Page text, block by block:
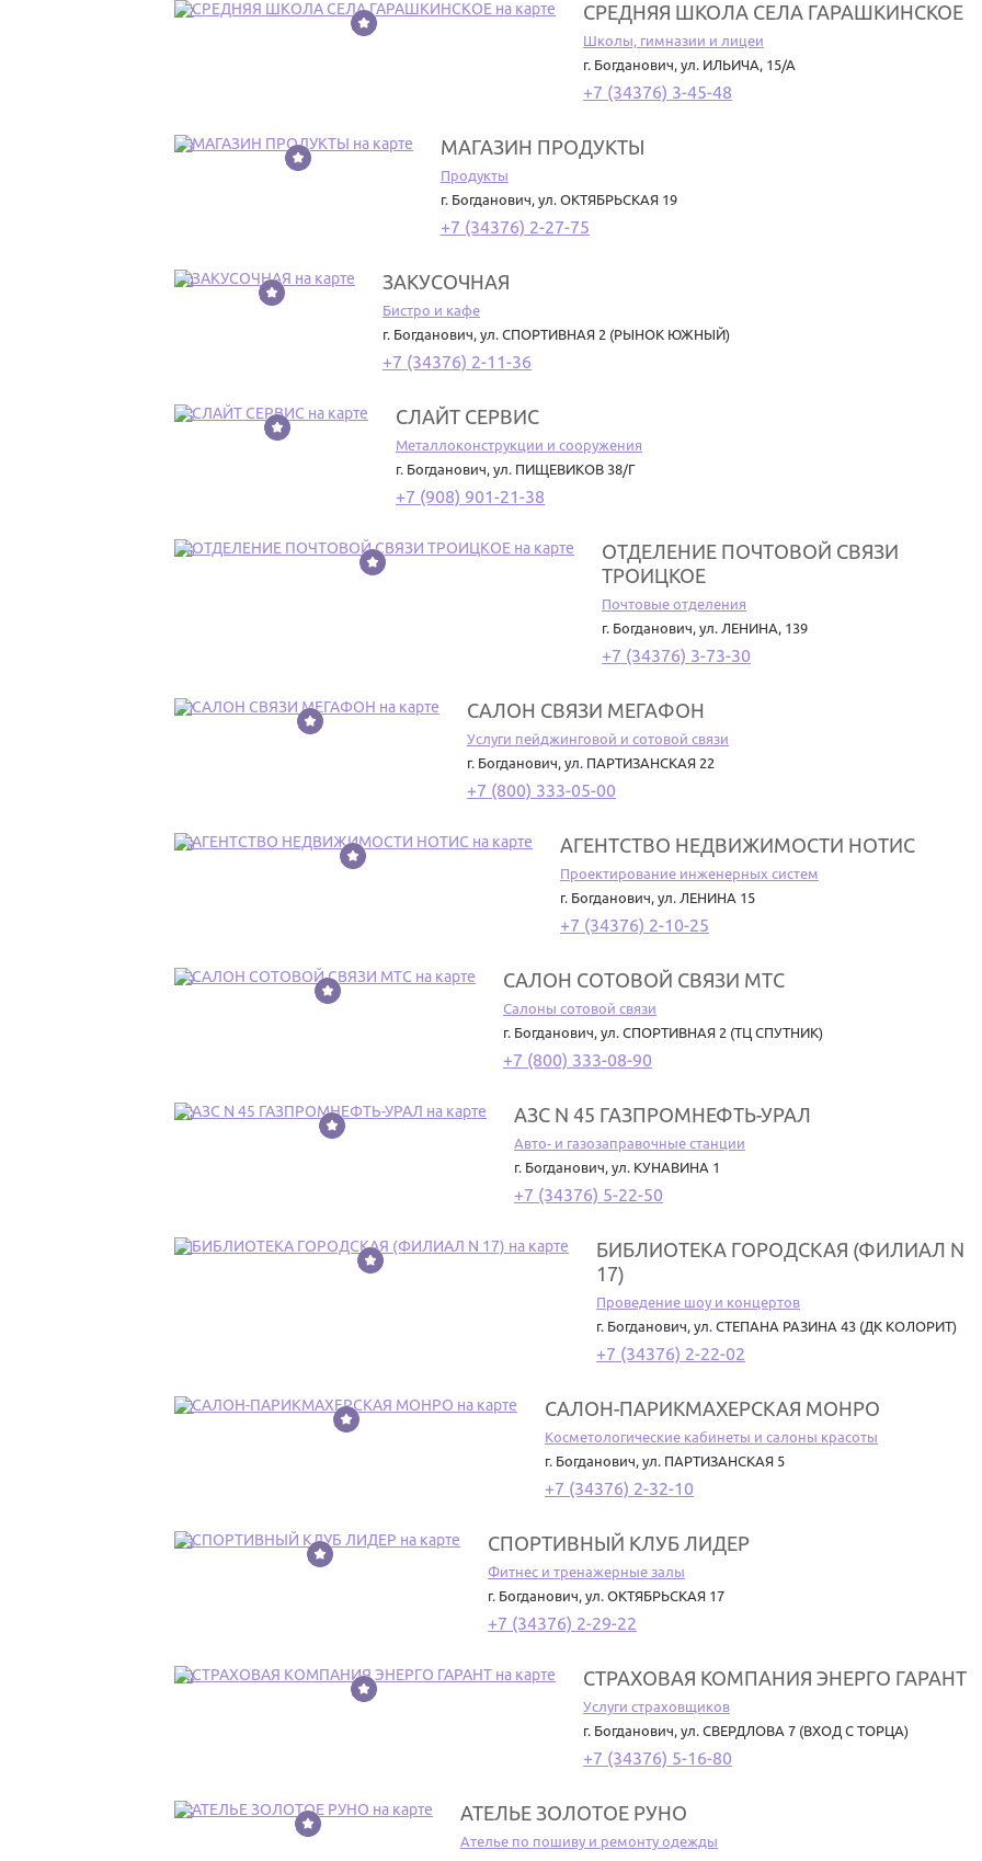
12 СРЕДНЯЯ ШКОЛА СЕЛА ГАРАШКИНСКОЕ
Школы, гимназии и лицеи
г. Богданович, ул. ИЛЬИЧА, 15/А
+7 (34376) 3-45-48
13 МАГАЗИН ПРОДУКТЫ
Продукты
г. Богданович, ул. ОКТЯБРЬСКАЯ 19
+7 (34376) 2-27-75
14 ЗАКУСОЧНАЯ
Бистро и кафе
г. Богданович, ул. СПОРТИВНАЯ 2 (РЫНОК ЮЖНЫЙ)
+7 (34376) 2-11-36
15 СЛАЙТ СЕРВИС
Металлоконструкции и сооружения
г. Богданович, ул. ПИЩЕВИКОВ 38/Г
+7 (908) 901-21-38
16
ОТДЕЛЕНИЕ ПОЧТОВОЙ СВЯЗИ
ТРОИЦКОЕ
Почтовые отделения
г. Богданович, ул. ЛЕНИНА, 139
+7 (34376) 3-73-30
17 САЛОН СВЯЗИ МЕГАФОН
Услуги пейджинговой и сотовой связи
г. Богданович, ул. ПАРТИЗАНСКАЯ 22
+7 (800) 333-05-00
18 АГЕНТСТВО НЕДВИЖИМОСТИ НОТИС
Проектирование инженерных систем
г. Богданович, ул. ЛЕНИНА 15
+7 (34376) 2-10-25
19 САЛОН СОТОВОЙ СВЯЗИ МТС
Салоны сотовой связи
г. Богданович, ул. СПОРТИВНАЯ 2 (ТЦ СПУТНИК)
+7 (800) 333-08-90
20 АЗС N 45 ГАЗПРОМНЕФТЬ-УРАЛ
Авто- и газозаправочные станции
г. Богданович, ул. КУНАВИНА 1
+7 (34376) 5-22-50
21
БИБЛИОТЕКА ГОРОДСКАЯ (ФИЛИАЛ N
17)
Проведение шоу и концертов
г. Богданович, ул. СТЕПАНА РАЗИНА 43 (ДК КОЛОРИТ)
+7 (34376) 2-22-02
22 САЛОН-ПАРИКМАХЕРСКАЯ МОНРО
Косметологические кабинеты и салоны красоты
г. Богданович, ул. ПАРТИЗАНСКАЯ 5
+7 (34376) 2-32-10
23 СПОРТИВНЫЙ КЛУБ ЛИДЕР
Фитнес и тренажерные залы
г. Богданович, ул. ОКТЯБРЬСКАЯ 17
+7 (34376) 2-29-22
24 СТРАХОВАЯ КОМПАНИЯ ЭНЕРГО ГАРАНТ
Услуги страховщиков
г. Богданович, ул. СВЕРДЛОВА 7 (ВХОД С ТОРЦА)
+7 (34376) 5-16-80
25 АТЕЛЬЕ ЗОЛОТОЕ РУНО
Ателье по пошиву и ремонту одежды